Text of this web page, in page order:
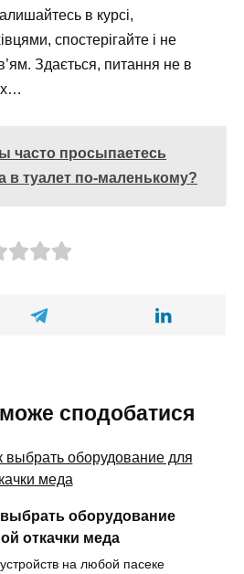
в курсі,
спостерігайте і не
Здається, питання не в
часто просыпаетесь
в туалет по-маленькому?
сподобатися
выбрать оборудование
откачки меда
на любой пасеке